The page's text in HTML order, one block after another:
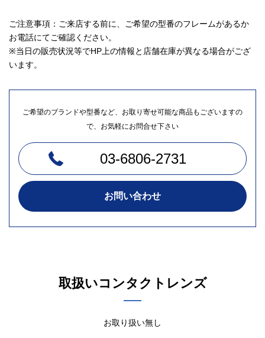
ご注意事項：ご来店する前に、ご希望の型番のフレームがあるか
お電話にてご確認ください。
※当日の販売状況等でHP上の情報と店舗在庫が異なる場合がござ
います。
ご希望のブランドや型番など、お取り寄せ可能な商品もございますの
で、お気軽にお問合せ下さい
03-6806-2731
お問い合わせ
取扱いコンタクトレンズ
お取り扱い無し